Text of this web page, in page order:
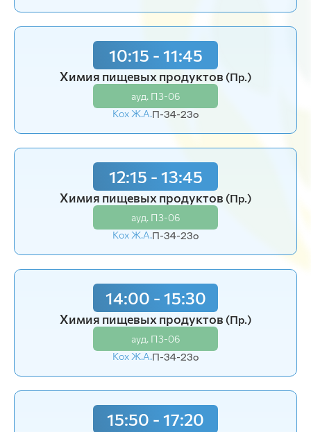
10:15 - 11:45
Химия пищевых продуктов (Пр.)
ауд. П3-06
Кох Ж.А.П-34-23o
12:15 - 13:45
Химия пищевых продуктов (Пр.)
ауд. П3-06
Кох Ж.А.П-34-23o
14:00 - 15:30
Химия пищевых продуктов (Пр.)
ауд. П3-06
Кох Ж.А.П-34-23o
15:50 - 17:20
10:15 - 11:45
Пищевая химия(Лаб.)
ауд. П3-06
Кох Ж.А.П-31-24o
12:15 - 13:45
Пищевая химия(Лаб.)
ауд. П3-06
Кох Ж.А.П-31-24o
14:00 - 15:30
Технология продуктов питания(Лекция)
ауд. П3-06
Кох Ж.А.П-34-25o
15:50 - 17:20